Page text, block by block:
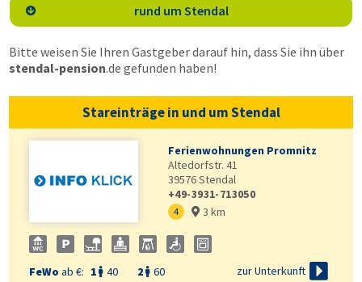
 rund um Stendal
Bitte weisen Sie Ihren Gastgeber darauf hin, dass Sie ihn über
stendal-pension.de gefunden haben!
Stareinträge in und um Stendal
Ferienwohnungen Promnitz
Altedorfstr. 41
39576Stendal
+49-3931-713050
4  3 km
FeWo ab €: 1  40 2  60 zur Unterkunft 